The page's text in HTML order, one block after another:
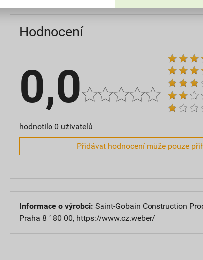
Hodnocení
0,0
hodnotilo 0 uživatelů
Přidávat hodnocení může pouze
Informace o výrobci: Saint-Gobain Construction
Praha 8 180 00, https://www.cz.weber/